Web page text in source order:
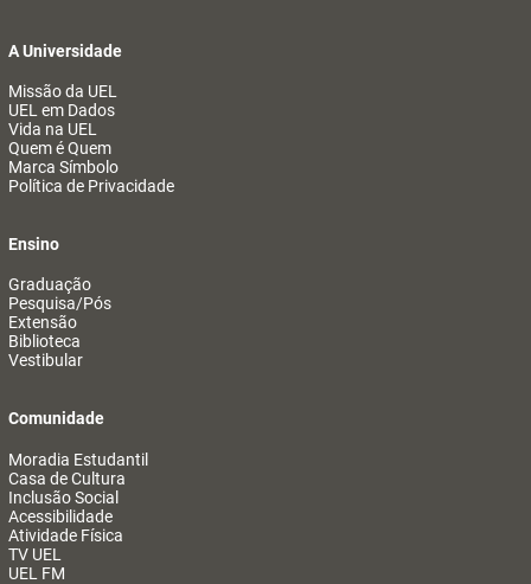
A Universidade
Missão da UEL
UEL em Dados
Vida na UEL
Quem é Quem
Marca Símbolo
Política de Privacidade
Ensino
Graduação
Pesquisa/Pós
Extensão
Biblioteca
Vestibular
Comunidade
Moradia Estudantil
Casa de Cultura
Inclusão Social
Acessibilidade
Atividade Física
TV UEL
UEL FM